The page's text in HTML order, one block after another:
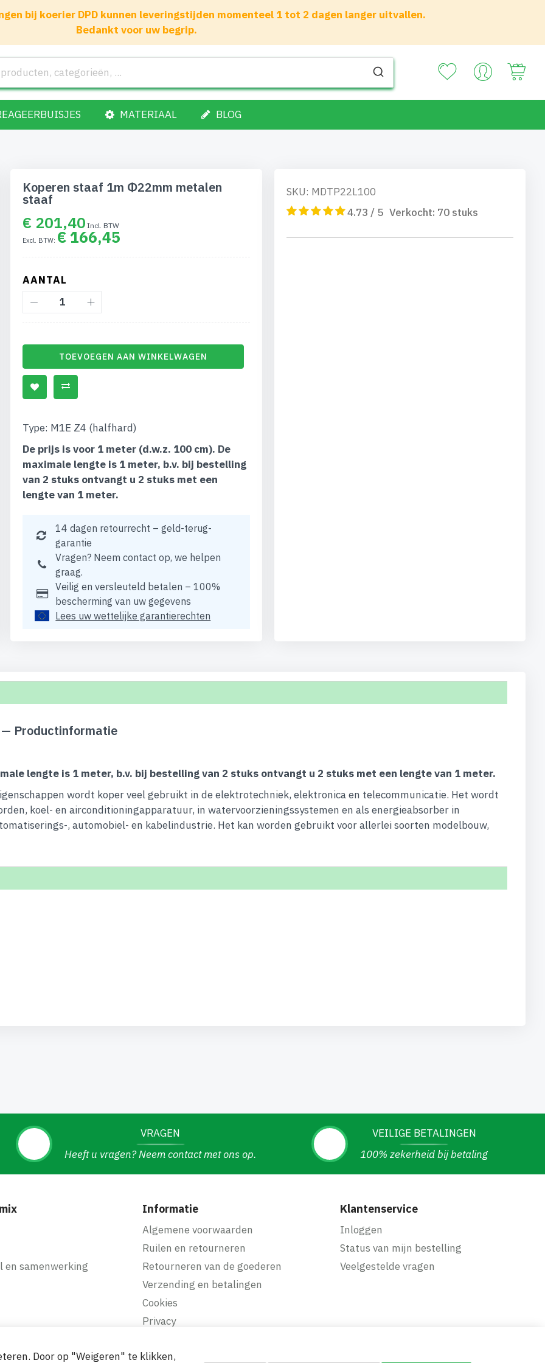
bij koerier DPD kunnen leveringstijden momenteel 1 tot 2 dagen langer uitvallen.
Bedankt voor uw begrip.
MATERIAAL BLOG
Koperen staaf 1m Φ22mm metalen
staaf
€ 201,40
€ 166,45
AANTAL
TOEVOEGEN AAN WINKELWAGEN
Type: M1E Z4 (halfhard)
De prijs is voor 1 meter (d.w.z. 100 cm). De
maximale lengte is 1 meter, b.v. bij bestelling
van 2 stuks ontvangt u 2 stuks met een
lengte van 1 meter.
14 dagen retourrecht – geld-terug-
garantie
Vragen? Neem contact op, we helpen
graag.
Veilig en versleuteld betalen – 100%
bescherming van uw gegevens
Lees uw wettelijke garantierechten
SKU: MDTP22L100
4.73 / 5 Verkocht: 70stuks
Productinformatie
lengte is 1 meter, b.v. bij bestelling van 2 stuks ontvangt u 2 stuks met een lengte van 1 meter.
wordt koper veel gebruikt in de elektrotechniek, elektronica en telecommunicatie. Het wordt
koel- en airconditioningapparatuur, in watervoorzieningssystemen en als energieabsorber in
, automobiel- en kabelindustrie. Het kan worden gebruikt voor allerlei soorten modelbouw,
VRAGEN
Heeft u vragen? Neem contact met ons op.
VEILIGE BETALINGEN
100% zekerheid bij betaling
en samenwerking
Informatie
Algemene voorwaarden
Ruilen en retourneren
Retourneren van de goederen
Verzending en betalingen
Cookies
Privacy
Klantenservice
Inloggen
Status van mijn bestelling
Veelgestelde vragen
Door op "Weigeren" te klikken,